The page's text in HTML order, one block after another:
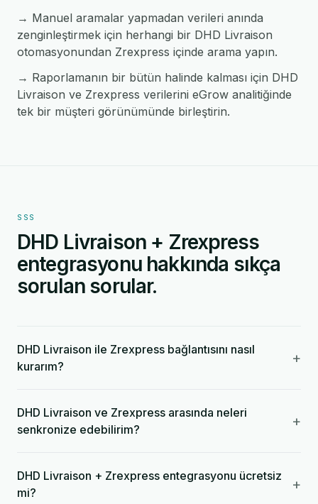
→ Manuel aramalar yapmadan verileri anında
zenginleştirmek için herhangi bir DHD Livraison
otomasyonundan Zrexpress içinde arama yapın.
→ Raporlamanın bir bütün halinde kalması için DHD
Livraison ve Zrexpress verilerini eGrow analitiğinde
tek bir müşteri görünümünde birleştirin.
SSS
DHD Livraison + Zrexpress
entegrasyonu hakkında sıkça
sorulan sorular.
DHD Livraison ile Zrexpress bağlantısını nasıl
kurarım?
+
DHD Livraison ve Zrexpress arasında neleri
senkronize edebilirim?
+
DHD Livraison + Zrexpress entegrasyonu ücretsiz
mi?
+